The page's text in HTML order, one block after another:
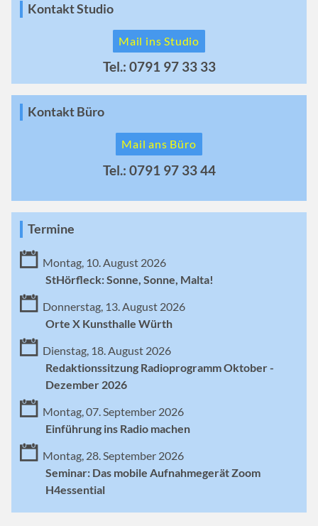
Kontakt Studio
Mail ins Studio
Tel.: 0791 97 33 33
Kontakt Büro
Mail ans Büro
Tel.: 0791 97 33 44
Termine
Montag, 10. August 2026
StHörfleck: Sonne, Sonne, Malta!
Donnerstag, 13. August 2026
Orte X Kunsthalle Würth
Dienstag, 18. August 2026
Redaktionssitzung Radioprogramm Oktober -
Dezember 2026
Montag, 07. September 2026
Einführung ins Radio machen
Montag, 28. September 2026
Seminar: Das mobile Aufnahmegerät Zoom
H4essential